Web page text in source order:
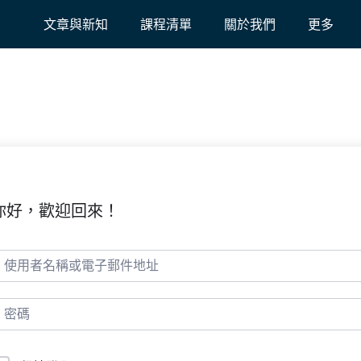
文章與新知 課程清單 關於我們 更多
好，歡迎回來！